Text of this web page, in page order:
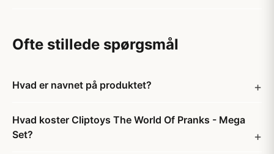
Ofte stillede spørgsmål
Hvad er navnet på produktet?
Hvad koster Cliptoys The World Of Pranks - Mega
Set?